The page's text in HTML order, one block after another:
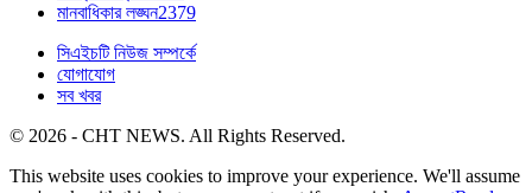
মানবাধিকার লঙ্ঘন2379
সিএইচটি নিউজ সম্পর্কে
যোগাযোগ
সব খবর
© 2026 - CHT NEWS. All Rights Reserved.
This website uses cookies to improve your experience. We'll assume